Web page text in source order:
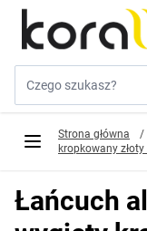
Przejdź do treści
Strona główna /
kropkowany
Łańcuch